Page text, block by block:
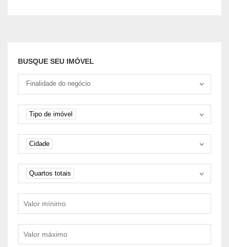
BUSQUE SEU IMÓVEL
Tipo negociação
Finalidade do negócio
Tipo de imóvel
Tipo de imóvel
Cidade
Cidade
Quartos
Quartos totais